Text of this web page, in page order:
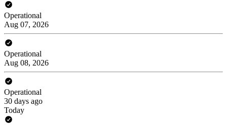
Operational
Aug 07, 2026
Operational
Aug 08, 2026
Operational
30 days ago
Today